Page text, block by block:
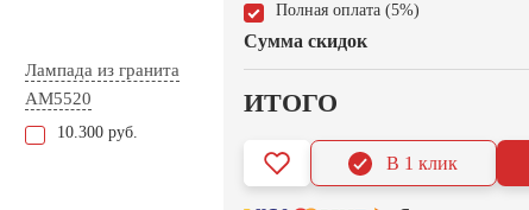
Лампада из гранита
AM5520
10.300 руб.
Полная оплата (5%)
Сумма скидок
ИТОГО
В 1 клик